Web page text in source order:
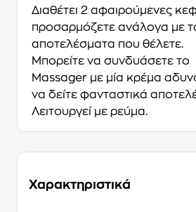
Διαθέτει 2 αφαιρούμενες
προσαρμόζετε ανάλογα με
αποτελέσματα που θέλετε.
Μπορείτε να συνδυάσετε
Massager με μία κρέμα
να δείτε φανταστικά
Λειτουργεί με ρεύμα.
Χαρακτηριστικά